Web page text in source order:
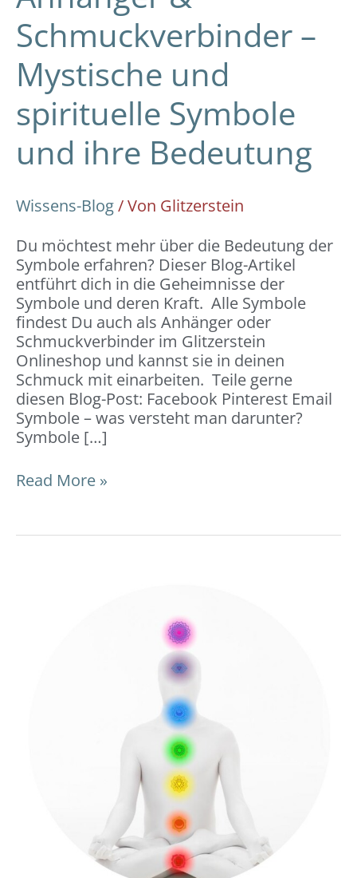
Schmuckverbinder –
Mystische und
spirituelle Symbole
und ihre Bedeutung
Wissens-Blog/ Von Glitzerstein
Du möchtest mehr über die Bedeutung der
Symbole erfahren? Dieser Blog-Artikel
entführt dich in die Geheimnisse der
Symbole und deren Kraft. Alle Symbole
findest Du auch als Anhänger oder
Schmuckverbinder im Glitzerstein
Onlineshop und kannst sie in deinen
Schmuck mit einarbeiten. Teile gerne
diesen Blog-Post: Facebook Pinterest Email
Symbole – was versteht man darunter?
Symbole […]
Read More »